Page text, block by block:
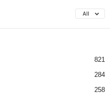
All
821
284
258